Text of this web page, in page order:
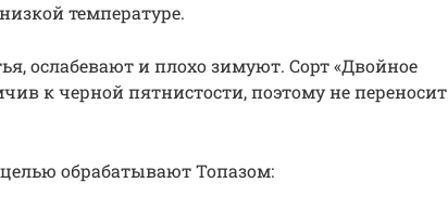
температуре.
ослабевают и плохо зимуют. Сорт «Двойное
к черной пятнистости, поэтому не переносит
обрабатывают Топазом: